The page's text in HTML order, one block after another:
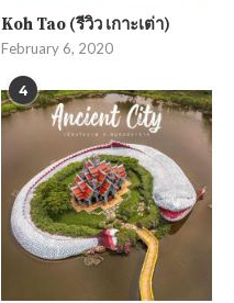
Koh Tao (รีวิว เกาะเต่า)
February 6, 2020
4